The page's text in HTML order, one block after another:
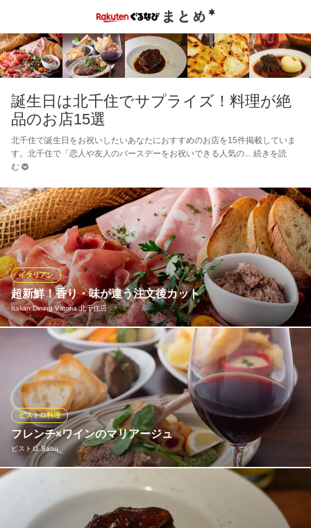
誕生日は北千住でサプライズ！料理が絶
品のお店15選
北千住で誕生日をお祝いしたいあなたにおすすめのお店を15件掲載していま
す。北千住で「恋人や友人のバースデーをお祝いできる人気の
続きを読
む
超新鮮！香り・味が違う注文後カット
Italian Dining Vittoria 北千住店
イタリアン
いま一番のオススメは生ハム！世界3大生ハムの一つ、パルマ産の
プロシュートはオーダーが入ってからスライスするので柔らかい
食感、生ハム本来の甘みと香りを最大限に味わえます。ぜひワイ
ンと一緒にお楽しみいただきたい一品。生ハム、ローストビーフ
などと一緒に、お肉前菜を盛合せにしたおしゃれなプレートも大
人気♪
Italian Dining Vittoria 北千住店
地下鉄北千住駅西口 徒歩5分
東京都足立区千住3-53 増田ビル2F
フレンチ×ワインのマリアージュ
ビストロ Sabu
ビストロ料理
丁寧な手仕事･手仕込みのフレンチとワインのマリアージュをご堪
能｡本格フレンチを､肩肘張らずに気軽にカジュアルに｡ 美味しい
ものを少しずつ｡コストパフォーマンスの良い創作小皿フレンチ